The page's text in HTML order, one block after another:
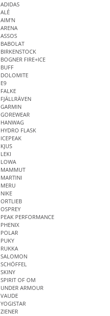
ADIDAS
ALÉ
AIM'N
ARENA
ASSOS
BABOLAT
BIRKENSTOCK
BOGNER FIRE+ICE
BUFF
DOLOMITE
E9
FALKE
FJÄLLRÄVEN
GARMIN
GOREWEAR
HANWAG
HYDRO FLASK
ICEPEAK
KJUS
LEKI
LOWA
MAMMUT
MARTINI
MERU
NIKE
ORTLIEB
OSPREY
PEAK PERFORMANCE
PHENIX
POLAR
PUKY
RUKKA
SALOMON
SCHÖFFEL
SKINY
SPIRIT OF OM
UNDER ARMOUR
VAUDE
YOGISTAR
ZIENER